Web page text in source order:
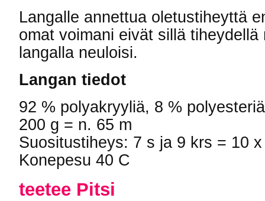
Langalle annettua oletustiheyttä
omat voimani eivät sillä
langalla neuloisi.
Langan tiedot
92 % polyakryyliä, 8 % polyesteriä
200 g = n. 65 m
Suositustiheys: 7 s ja 9 krs = 10
Konepesu 40 C
teetee Pitsi